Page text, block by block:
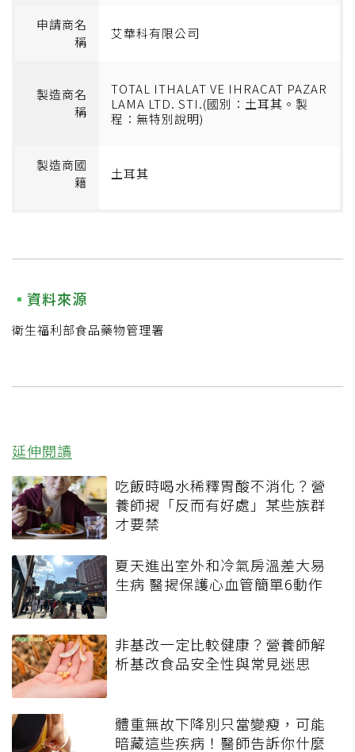
申請商名
稱
艾華科有限公司
製造商名
稱
TOTAL ITHALAT VE IHRACAT PAZAR
LAMA LTD. STI.(國別：土耳其。製
程：無特別說明)
製造商國
籍
土耳其
資料來源
衛生福利部食品藥物管理署
延伸閱讀
吃飯時喝水稀釋胃酸不消化？營
養師揭「反而有好處」某些族群
才要禁
夏天進出室外和冷氣房溫差大易
生病 醫揭保護心血管簡單6動作
非基改一定比較健康？營養師解
析基改食品安全性與常見迷思
體重無故下降別只當變瘦，可能
暗藏這些疾病！醫師告訴你什麼